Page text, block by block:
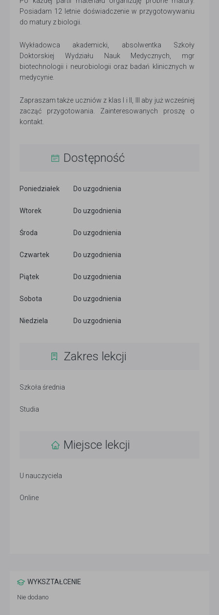
Posiadam 12 letnie doświadczenie w przygotowywaniu
do matury z biologii.
Wykładowca akademicki, absolwentka Szkoły
Doktorskiej Wydziału Nauk Medycznych, mgr
biotechnologii i neurobiologii oraz badań klinicznych w
medycynie.
Zapraszam także uczniów z klas I i II, III aby już wcześniej
zacząć przygotowania. Zainteresowanych proszę o
kontakt.
Dostępność
Poniedziałek Do uzgodnienia
Wtorek Do uzgodnienia
Środa Do uzgodnienia
Czwartek Do uzgodnienia
Piątek Do uzgodnienia
Sobota Do uzgodnienia
Niedziela Do uzgodnienia
Zakres lekcji
Szkoła średnia
Studia
Miejsce lekcji
U nauczyciela
Online
WYKSZTAŁCENIE
Nie dodano